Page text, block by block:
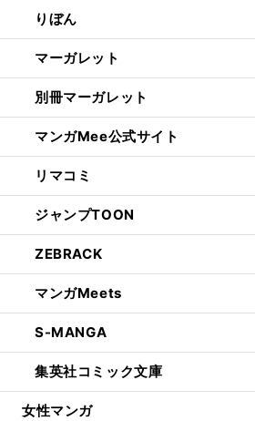
りぼん
マーガレット
別冊マーガレット
マンガMee公式サイト
リマコミ
ジャンプTOON
ZEBRACK
マンガMeets
S-MANGA
集英社コミック文庫
女性マンガ